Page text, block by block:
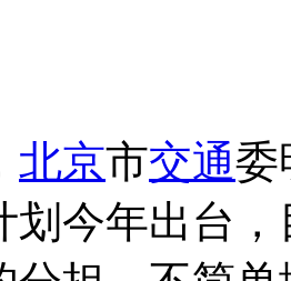
北京市交通委
划今年出台